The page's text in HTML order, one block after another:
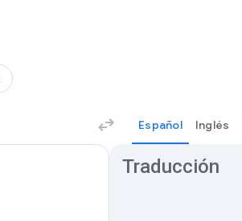
Español Inglés
Traducción